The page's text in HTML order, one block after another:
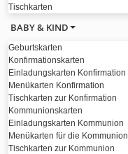
Tischkarten
BABY & KIND
Geburtskarten
Konfirmationskarten
Einladungskarten Konfirmation
Menükarten Konfirmation
Tischkarten zur Konfirmation
Kommunionskarten
Einladungskarten Kommunion
Menükarten für die Kommunion
Tischkarten zur Kommunion